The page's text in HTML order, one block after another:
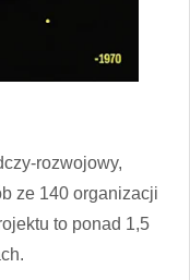
rozwojowy,
ze 140 organizacji
to ponad 1,5